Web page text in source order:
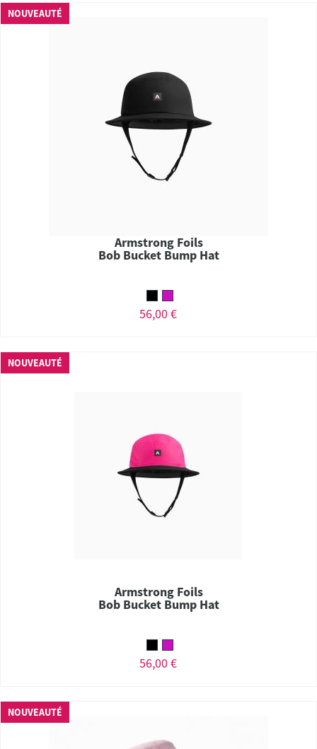
NOUVEAUTÉ
Armstrong Foils
Bob Bucket Bump Hat
56,00 €
NOUVEAUTÉ
Armstrong Foils
Bob Bucket Bump Hat
56,00 €
NOUVEAUTÉ